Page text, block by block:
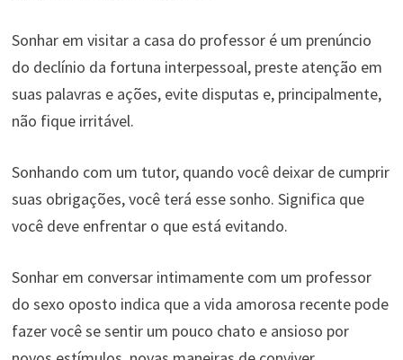
Sonhar em visitar a casa do professor é um prenúncio
do declínio da fortuna interpessoal, preste atenção em
suas palavras e ações, evite disputas e, principalmente,
não fique irritável.
Sonhando com um tutor, quando você deixar de cumprir
suas obrigações, você terá esse sonho. Significa que
você deve enfrentar o que está evitando.
Sonhar em conversar intimamente com um professor
do sexo oposto indica que a vida amorosa recente pode
fazer você se sentir um pouco chato e ansioso por